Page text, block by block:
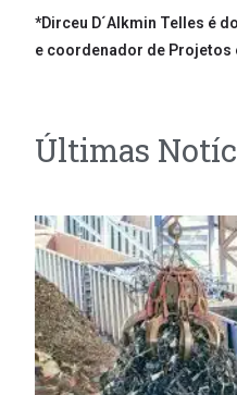
*Dirceu D´Alkmin Telles é
e coordenador de Projetos
Últimas